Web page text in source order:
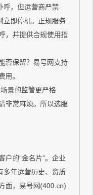
呼，但运营商严禁
立即停机。正规服务
，并提供合规使用指
否保留？易号网支持
用。
景的监管更严格
非常麻烦。所以选服
户的“金名片”。企业
多年运营历史、资质
面，易号网(400.cn)